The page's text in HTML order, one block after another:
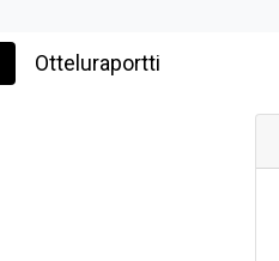
Otteluraportti